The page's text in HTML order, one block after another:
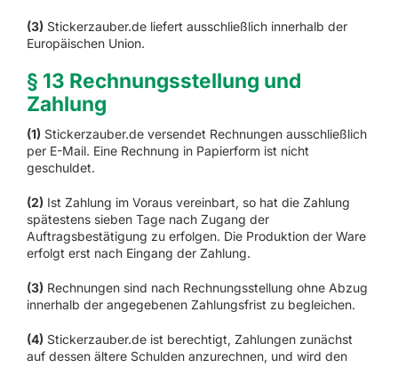
(3) Stickerzauber.de liefert ausschließlich innerhalb der
Europäischen Union.
§ 13 Rechnungsstellung und
Zahlung
(1) Stickerzauber.de versendet Rechnungen ausschließlich
per E-Mail. Eine Rechnung in Papierform ist nicht
geschuldet.
(2) Ist Zahlung im Voraus vereinbart, so hat die Zahlung
spätestens sieben Tage nach Zugang der
Auftragsbestätigung zu erfolgen. Die Produktion der Ware
erfolgt erst nach Eingang der Zahlung.
(3) Rechnungen sind nach Rechnungsstellung ohne Abzug
innerhalb der angegebenen Zahlungsfrist zu begleichen.
(4) Stickerzauber.de ist berechtigt, Zahlungen zunächst
auf dessen ältere Schulden anzurechnen, und wird den